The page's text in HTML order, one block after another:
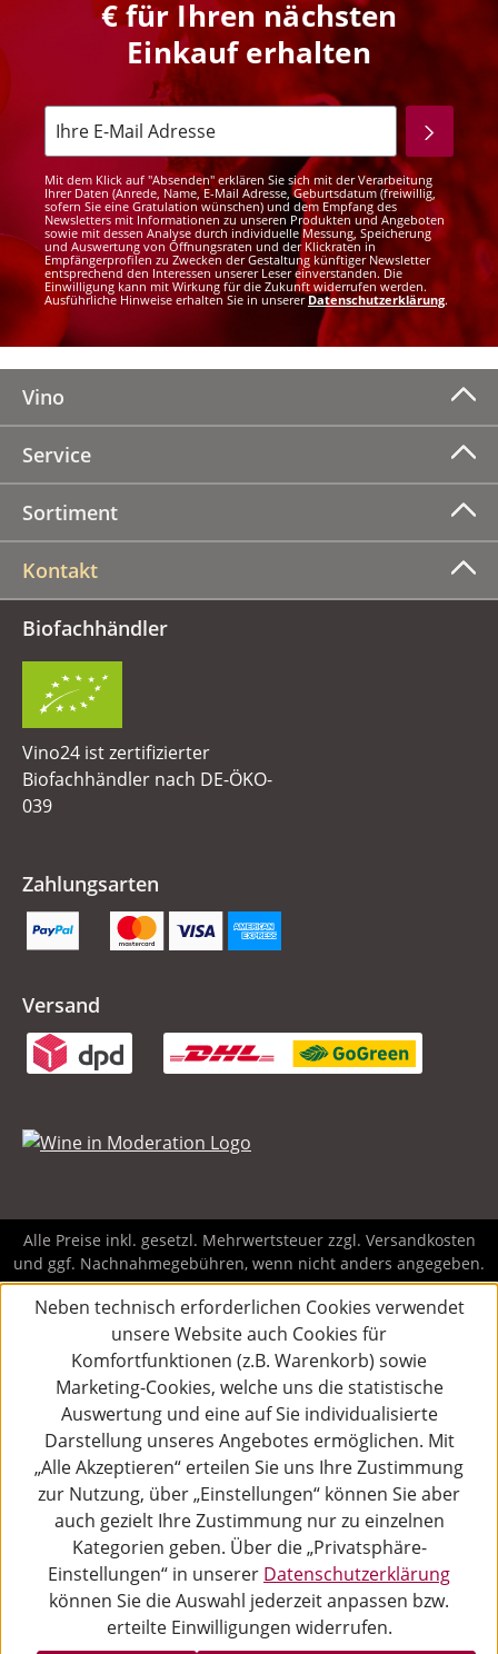
€ für Ihren nächsten
Einkauf erhalten
Mit dem Klick auf "Absenden" erklären Sie sich mit der Verarbeitung
Ihrer Daten (Anrede, Name, E-Mail Adresse, Geburtsdatum (freiwillig,
sofern Sie eine Gratulation wünschen) und dem Empfang des
Newsletters mit Informationen zu unseren Produkten und Angeboten
sowie mit dessen Analyse durch individuelle Messung, Speicherung
und Auswertung von Öffnungsraten und der Klickraten in
Empfängerprofilen zu Zwecken der Gestaltung künftiger Newsletter
entsprechend den Interessen unserer Leser einverstanden. Die
Einwilligung kann mit Wirkung für die Zukunft widerrufen werden.
Ausführliche Hinweise erhalten Sie in unsererDatenschutzerklärung.
Vino
Service
Sortiment
Kontakt
Biofachhändler
Vino24 ist zertifizierter
Biofachhändler nach DE-ÖKO-
039
Zahlungsarten
Versand
Alle Preise inkl. gesetzl. Mehrwertsteuer zzgl. Versandkosten
und ggf. Nachnahmegebühren, wenn nicht anders angegeben.
Neben technisch erforderlichen Cookies verwendet
unsere Website auch Cookies für
Komfortfunktionen (z.B. Warenkorb) sowie
Marketing-Cookies, welche uns die statistische
Auswertung und eine auf Sie individualisierte
Darstellung unseres Angebotes ermöglichen. Mit
„Alle Akzeptieren“ erteilen Sie uns Ihre Zustimmung
zur Nutzung, über „Einstellungen“ können Sie aber
auch gezielt Ihre Zustimmung nur zu einzelnen
Kategorien geben. Über die „Privatsphäre-
Einstellungen“ in unserer Datenschutzerklärung
können Sie die Auswahl jederzeit anpassen bzw.
erteilte Einwilligungen widerrufen.